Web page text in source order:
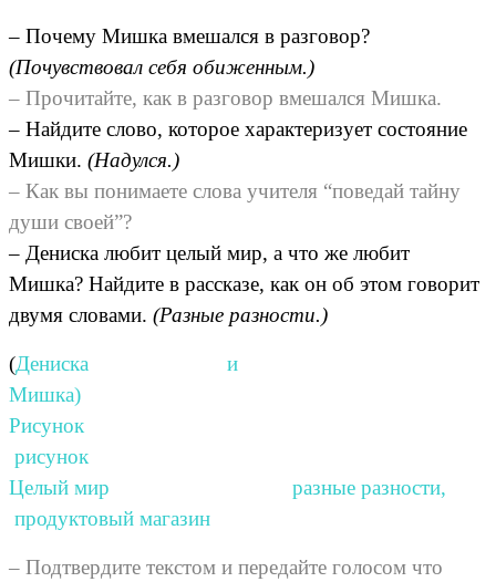
– Почему Мишка вмешался в разговор?
(Почувствовал себя обиженным.)
– Прочитайте, как в разговор вмешался Мишка.
– Найдите слово, которое характеризует состояние
Мишки. (Надулся.)
– Как вы понимаете слова учителя “поведай тайну
души своей”?
– Дениска любит целый мир, а что же любит
Мишка? Найдите в рассказе, как он об этом говорит
двумя словами. (Разные разности.)
(Дениска и
Мишка)
Рисунок
рисунок
Целый мир разные разности,
продуктовый магазин
– Подтвердите текстом и передайте голосом что